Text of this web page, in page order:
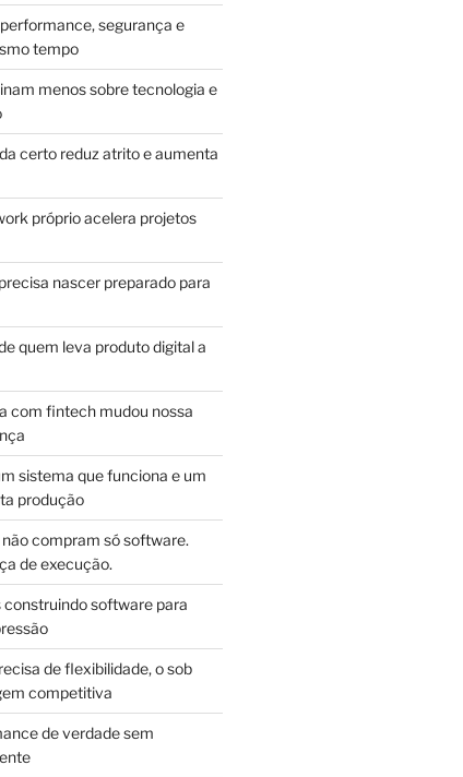
segurança e
tempo
menos sobre tecnologia e
certo reduz atrito e aumenta
próprio acelera projetos
nascer preparado para
quem leva produto digital a
com fintech mudou nossa
sistema que funciona e um
produção
compram só software.
de execução.
construindo software para
de flexibilidade, o sob
competitiva
de verdade sem